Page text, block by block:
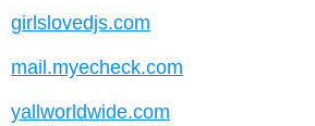
girlslovedjs.com
mail.myecheck.com
yallworldwide.com